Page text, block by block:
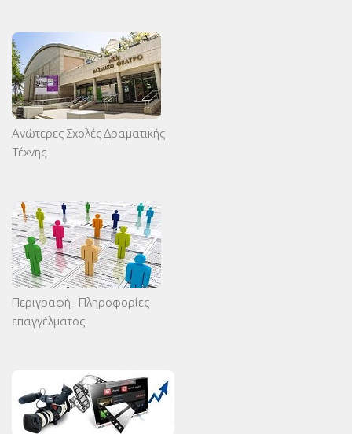
Ανώτερες Σχολές Δραματικής
Τέχνης
Περιγραφή - Πληροφορίες
επαγγέλματος